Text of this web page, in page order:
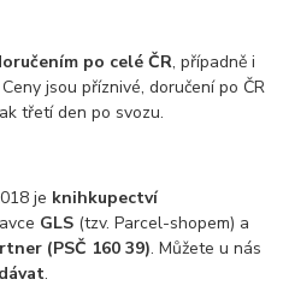
po celé ČR, případně i
jsou příznivé, doručení po ČR
třetí den po svozu.
je knihkupectví
GLS (tzv. Parcel-shopem) a
(PSČ 160 39). Můžete u nás
.